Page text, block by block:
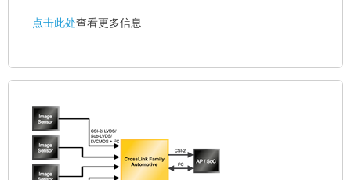
点击此处查看更多信息